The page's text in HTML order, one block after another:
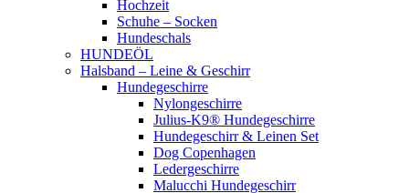
Hochzeit
Schuhe – Socken
Hundeschals
HUNDEÖL
Halsband – Leine & Geschirr
Hundegeschirre
Nylongeschirre
Julius-K9® Hundegeschirre
Hundegeschirr & Leinen Set
Dog Copenhagen
Ledergeschirre
Malucchi Hundegeschirr